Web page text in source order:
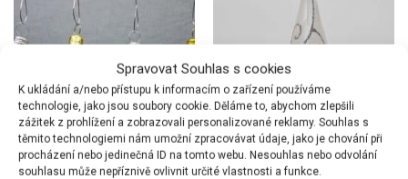
Spravovat Souhlas s cookies
K ukládání a/nebo přístupu k informacím o zařízení používáme
technologie, jako jsou soubory cookie. Děláme to, abychom zlepšili
zážitek z prohlížení a zobrazovali personalizované reklamy. Souhlas s
těmito technologiemi nám umožní zpracovávat údaje, jako je chování při
procházení nebo jedinečná ID na tomto webu. Nesouhlas nebo odvolání
souhlasu může nepříznivě ovlivnit určité vlastnosti a funkce.